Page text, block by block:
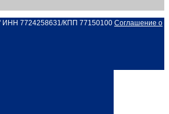
7724258631/КПП 77150100 Соглашение о